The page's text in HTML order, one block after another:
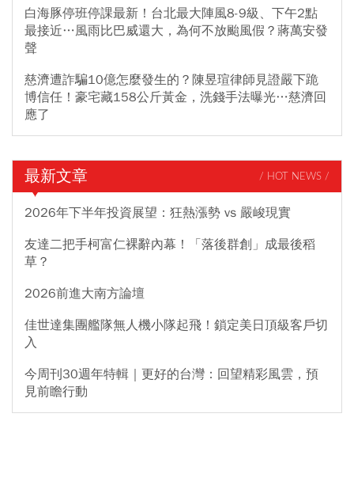
白海豚停班停課最新！台北最大陣風8-9級、下午2點
最接近…風雨比巴威還大，為何不放颱風假？蔣萬安發
聲
慈濟遭詐騙10億怎麼發生的？陳昱瑄律師見證嚴下跪
博信任！豪宅藏158公斤黃金，洗錢手法曝光…慈濟回
應了
最新文章 / HOT NEWS /
2026年下半年投資展望：狂熱漲勢 vs 嚴峻現實
友達二把手柯富仁裸辭內幕！「落後群創」成最後稻
草？
2026前進大南方論壇
佳世達集團艦隊無人機小隊起飛！鎖定美日頂級客戶切
入
今周刊30週年特輯｜更好的台灣：回望精彩風雲，預
見前瞻行動